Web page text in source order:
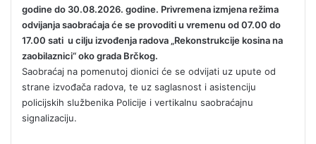
m
a
i
l
godine do 30.08.2026. godine. Privremena izmjena režima
odvijanja saobraćaja će se provoditi u vremenu od 07.00 do
17.00 sati u cilju izvođenja radova „Rekonstrukcije kosina na
zaobilaznici“ oko grada Brčkog.
Saobraćaj na pomenutoj dionici će se odvijati uz upute od
strane izvođača radova, te uz saglasnost i asistenciju
policijskih službenika Policije i vertikalnu saobraćajnu
signalizaciju.